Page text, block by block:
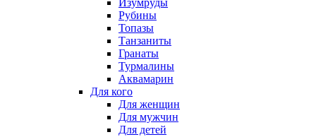
Изумруды
Рубины
Топазы
Танзаниты
Гранаты
Турмалины
Аквамарин
Для кого
Для женщин
Для мужчин
Для детей